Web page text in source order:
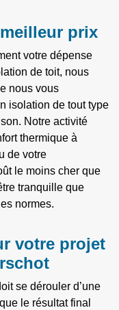
prix
votre dépense
de toit, nous
nous vous
isolation de tout type
Notre activité
thermique à
de votre
le moins cher que
tranquille que
normes.
votre projet
se dérouler d’une
le résultat final